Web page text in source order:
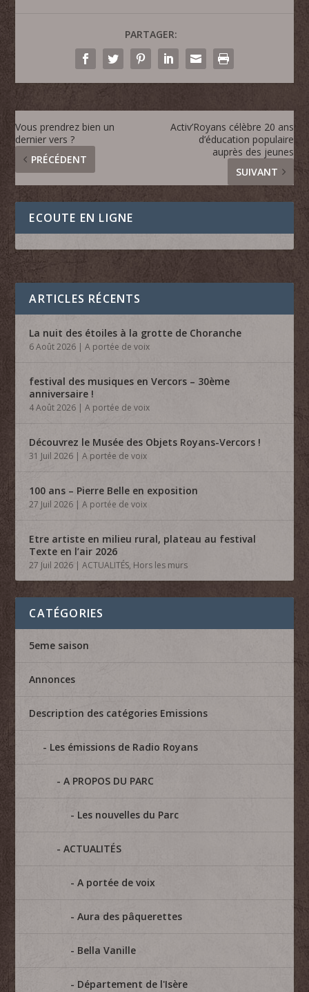
PARTAGER:
Vous prendrez bien un
dernier vers ?
PRÉCÉDENT
Activ’Royans célèbre 20 ans
d’éducation populaire
auprès des jeunes
SUIVANT
ECOUTE EN LIGNE
ARTICLES RÉCENTS
La nuit des étoiles à la grotte de Choranche
6 Août 2026 |A portée de voix
festival des musiques en Vercors – 30ème
anniversaire !
4 Août 2026 |A portée de voix
Découvrez le Musée des Objets Royans-Vercors !
31 Juil 2026 |A portée de voix
100 ans – Pierre Belle en exposition
27 Juil 2026 |A portée de voix
Etre artiste en milieu rural, plateau au festival
Texte en l’air 2026
27 Juil 2026 |ACTUALITÉS, Hors les murs
CATÉGORIES
5eme saison
Annonces
Description des catégories Emissions
Les émissions de Radio Royans
A PROPOS DU PARC
Les nouvelles du Parc
ACTUALITÉS
A portée de voix
Aura des pâquerettes
Bella Vanille
Département de l'Isère